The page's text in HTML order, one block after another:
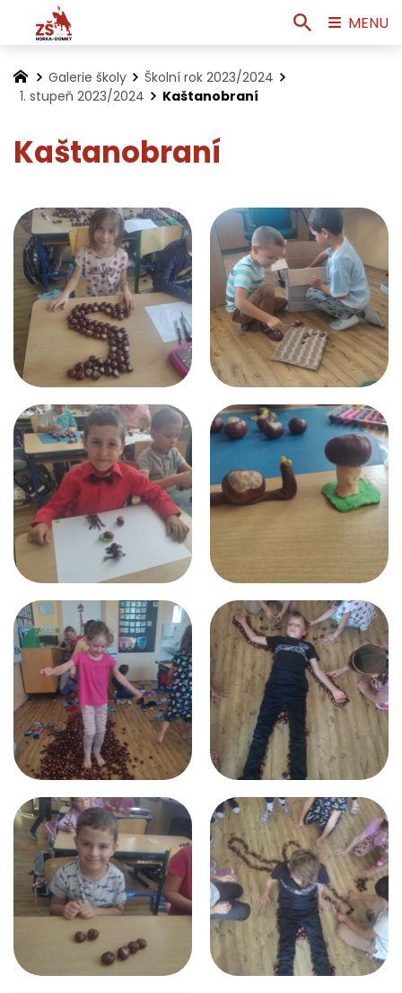
Galerie školy
Školní rok 2023/2024
1. stupeň 2023/2024
Kaštanobraní
Kaštanobraní
MENU